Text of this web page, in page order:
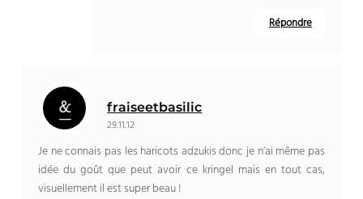
Répondre
fraiseetbasilic
29.11.12
Je ne connais pas les haricots adzukis donc je n’ai même pas
idée du goût que peut avoir ce kringel mais en tout cas,
visuellement il est super beau !